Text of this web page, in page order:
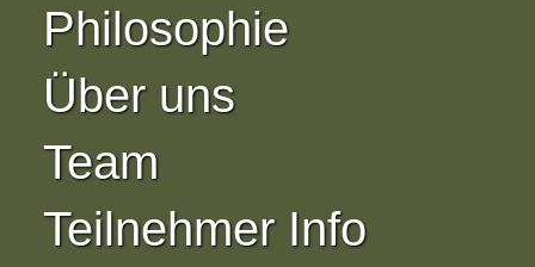
Philosophie
Über uns
Team
Teilnehmer Info